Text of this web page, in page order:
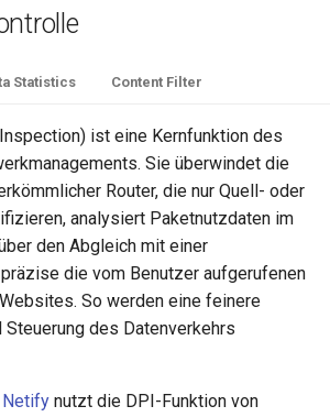
Statistics Content Filter
ist eine Kernfunktion des
Sie überwindet die
Router, die nur Quell- oder
analysiert Paketnutzdaten im
den Abgleich mit einer
die vom Benutzer aufgerufenen
So werden eine feinere
des Datenverkehrs
Netify nutzt die DPI-Funktion von